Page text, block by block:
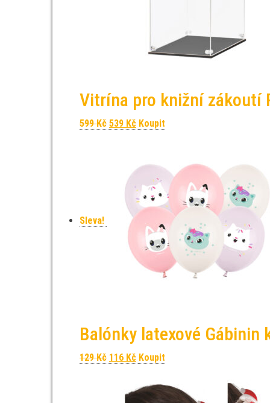
Vitrína pro knižní zákoutí
599Kč Původní cena byla: 599 Kč.
539 KčAktuální cena je: 539 Kč.
Koupit
Sleva!
Balónky latexové Gábinin
129Kč Původní cena byla: 129 Kč.
116 KčAktuální cena je: 116 Kč.
Koupit